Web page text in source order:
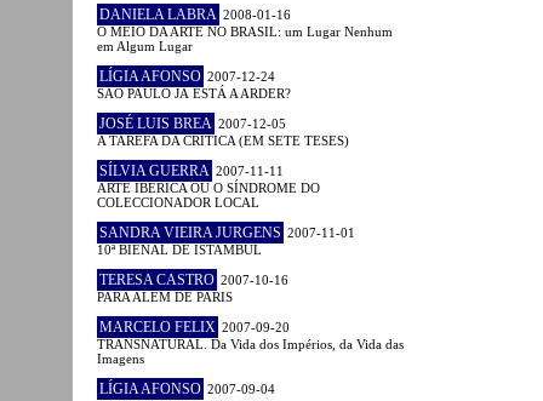
DANIELA LABRA 2008-01-16
O MEIO DA ARTE NO BRASIL: um Lugar Nenhum
em Algum Lugar
LÍGIA AFONSO 2007-12-24
SÃO PAULO JÁ ESTÁ A ARDER?
JOSÉ LUIS BREA 2007-12-05
A TAREFA DA CRÍTICA (EM SETE TESES)
SÍLVIA GUERRA 2007-11-11
ARTE IBÉRICA OU O SÍNDROME DO
COLECCIONADOR LOCAL
SANDRA VIEIRA JURGENS 2007-11-01
10ª BIENAL DE ISTAMBUL
TERESA CASTRO 2007-10-16
PARA ALÉM DE PARIS
MARCELO FELIX 2007-09-20
TRANSNATURAL. Da Vida dos Impérios, da Vida das
Imagens
LÍGIA AFONSO 2007-09-04